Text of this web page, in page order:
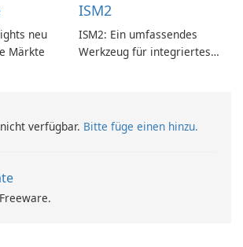
neu
Märkte
ISM2
ISM2: Ein umfassendes
Werkzeug für integriertes
verfügbar. Bitte füge einen hinzu.